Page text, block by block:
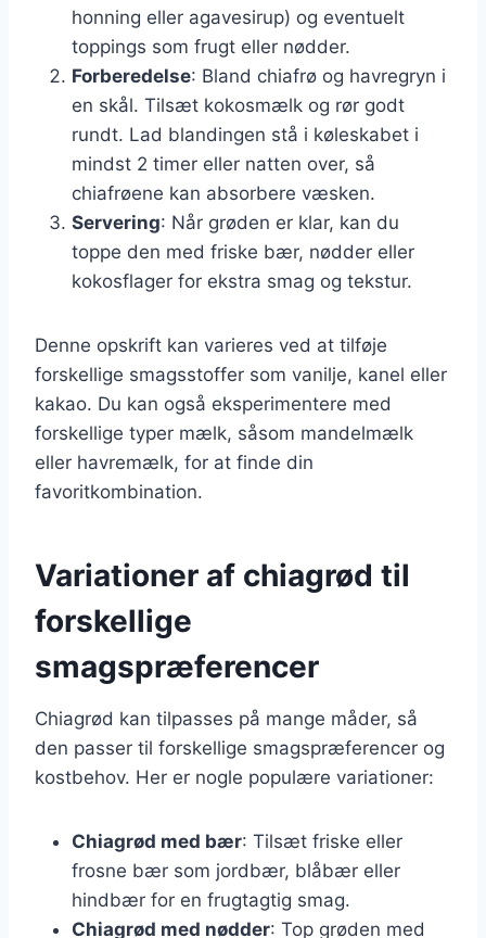
honning eller agavesirup) og eventuelt
toppings som frugt eller nødder.
Forberedelse: Bland chiafrø og havregryn i
en skål. Tilsæt kokosmælk og rør godt
rundt. Lad blandingen stå i køleskabet i
mindst 2 timer eller natten over, så
chiafrøene kan absorbere væsken.
Servering: Når grøden er klar, kan du
toppe den med friske bær, nødder eller
kokosflager for ekstra smag og tekstur.
Denne opskrift kan varieres ved at tilføje
forskellige smagsstoffer som vanilje, kanel eller
kakao. Du kan også eksperimentere med
forskellige typer mælk, såsom mandelmælk
eller havremælk, for at finde din
favoritkombination.
Variationer af chiagrød til
forskellige
smagspræferencer
Chiagrød kan tilpasses på mange måder, så
den passer til forskellige smagspræferencer og
kostbehov. Her er nogle populære variationer:
Chiagrød med bær: Tilsæt friske eller
frosne bær som jordbær, blåbær eller
hindbær for en frugtagtig smag.
Chiagrød med nødder: Top grøden med